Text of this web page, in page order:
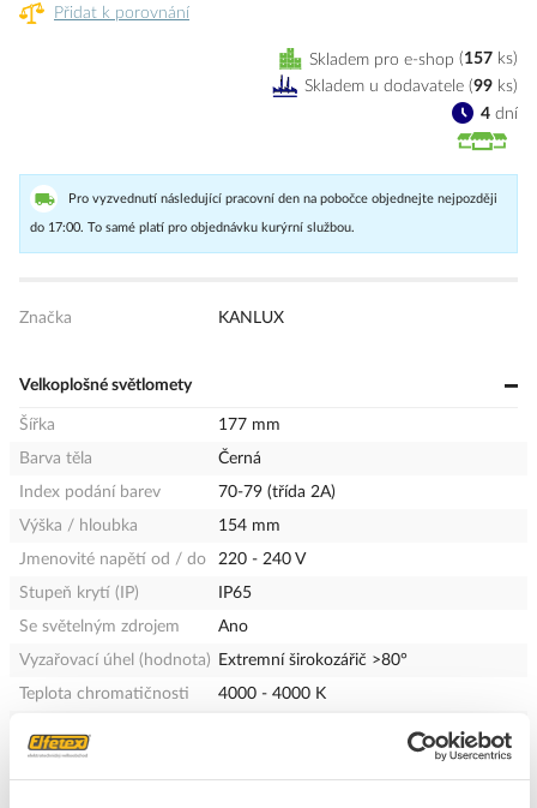
Přidat k porovnání
Skladem pro e-shop 157 ks
4 dní
Skladem u dodavatele (99 ks)
Pro vyzvednutí následující pracovní den na pobočce objednejte nejpozději
do 17:00. To samé platí pro objednávku kurýrní službou.
Značka KANLUX
Velkoplošné světlomety
Šířka
177 mm
Barva těla
Černá
Index podání barev
70-79 (třída 2A)
Výška / hloubka
154 mm
Jmenovité napětí od / do
220 - 240 V
Stupeň krytí (IP)
IP65
Se světelným zdrojem
Ano
Vyzařovací úhel (hodnota)
Extremní širokozářič >80°
Teplota chromatičnosti
4000 - 4000 K
Efektivní světelný tok